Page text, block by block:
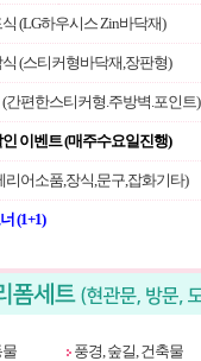
(LG하우시스 Zin바닥재)
(스티커형바닥재,장판형)
간편한스티커형.주방벽.포인트)
이벤트 (매주수요일진행)
어소품,장식,문구,잡화기타)
(1+1)
물 풍경, 숲길, 건축물